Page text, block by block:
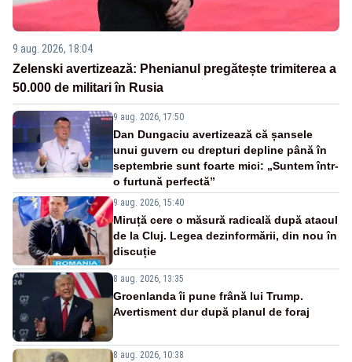
9 aug. 2026, 18:04
Zelenski avertizează: Phenianul pregătește trimiterea a
50.000 de militari în Rusia
9 aug. 2026, 17:50
Dan Dungaciu avertizează că șansele
unui guvern cu drepturi depline până în
septembrie sunt foarte mici: „Suntem într-
o furtună perfectă”
9 aug. 2026, 15:40
Miruță cere o măsură radicală după atacul
de la Cluj. Legea dezinformării, din nou în
discuție
8 aug. 2026, 13:35
Groenlanda îi pune frână lui Trump.
Avertisment dur după planul de foraj
8 aug. 2026, 10:38